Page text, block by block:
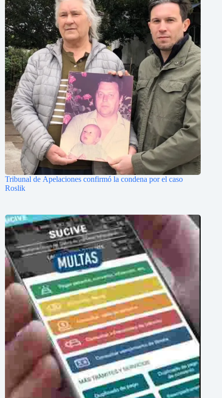
Tribunal de Apelaciones confirmó la condena por el caso
Roslik